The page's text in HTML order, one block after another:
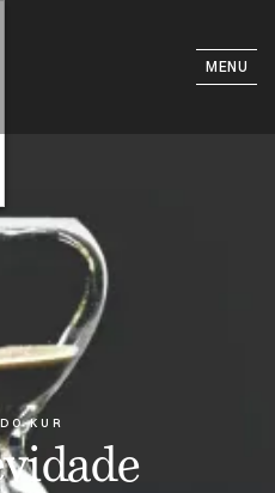
MENU
KUR